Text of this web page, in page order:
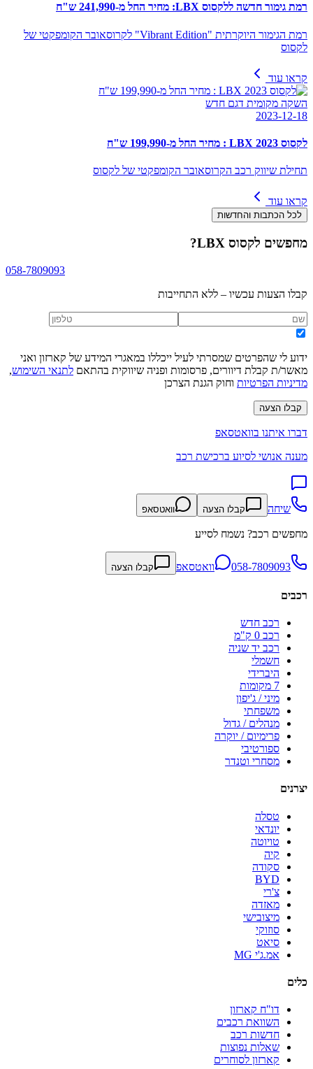
רמת גימור חדשה ללקסוס LBX: מחיר החל מ-241,990 ש"ח
רמת הגימור היוקרתית "Vibrant Edition" לקרוסאובר הקומפקטי של
לקסוס
קראו עוד
השקה מקומית דגם חדש
2023-12-18
לקסוס LBX 2023 : מחיר החל מ-199,990 ש"ח
תחילת שיווק רכב הקרוסאובר הקומפקטי של לקסוס
קראו עוד
לכל הכתבות והחדשות
מחפשים לקסוס LBX ?
058-7809093
קבלו הצעות עכשיו – ללא התחייבות
ידוע לי שהפרטים שמסרתי לעיל ייכללו במאגרי המידע של קארזון ואני
מאשר/ת קבלת דיוורים, פרסומות ופניה שיווקית בהתאם לתנאי השימוש,
מדיניות הפרטיות וחוק הגנת הצרכן
קבלו הצעה
דברו איתנו בוואטסאפ
מענה אנושי לסיוע ברכישת רכב
שיחה קבלו הצעה וואטסאפ
מחפשים רכב? נשמח לסייע
058-7809093 וואטסאפ קבלו הצעה
רכבים
רכב חדש
רכב 0 ק"מ
רכב יד שניה
חשמלי
היברידי
7 מקומות
מיני / ג'יפון
משפחתי
מנהלים / גדול
פרימיום / יוקרה
ספורטיבי
מסחרי וטנדר
יצרנים
טסלה
יונדאי
טויוטה
קיה
סקודה
BYD
צ'רי
מאזדה
מיצובישי
סוזוקי
סיאט
אמ.ג'י MG
כלים
דו"ח קארזון
השוואת רכבים
חדשות רכב
שאלות נפוצות
קארזון לסוחרים